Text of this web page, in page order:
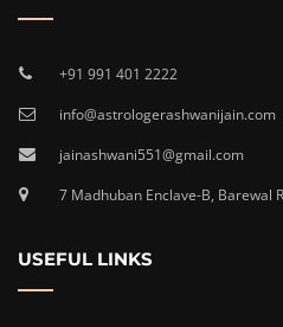
+91 991 401 2222
info@astrologerashwanijain.com
jainashwani551@gmail.com
7 Madhuban Enclave-B, Barewal
USEFUL LINKS